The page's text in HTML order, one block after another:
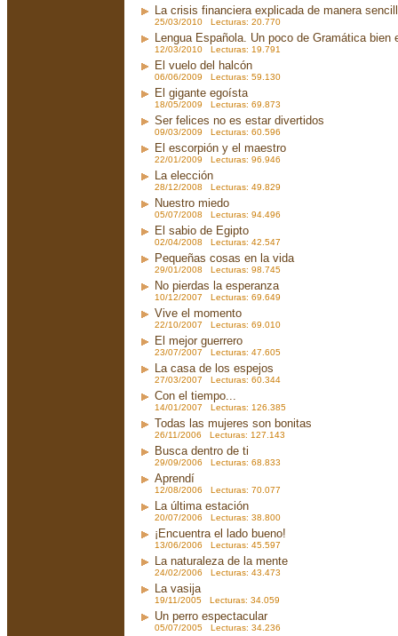
La crisis financiera explicada de manera
25/03/2010 Lecturas: 20.770
Lengua Española. Un poco de Gramática bien
12/03/2010 Lecturas: 19.791
El vuelo del halcón
06/06/2009 Lecturas: 59.130
El gigante egoísta
18/05/2009 Lecturas: 69.873
Ser felices no es estar divertidos
09/03/2009 Lecturas: 60.596
El escorpión y el maestro
22/01/2009 Lecturas: 96.946
La elección
28/12/2008 Lecturas: 49.829
Nuestro miedo
05/07/2008 Lecturas: 94.496
El sabio de Egipto
02/04/2008 Lecturas: 42.547
Pequeñas cosas en la vida
29/01/2008 Lecturas: 98.745
No pierdas la esperanza
10/12/2007 Lecturas: 69.649
Vive el momento
22/10/2007 Lecturas: 69.010
El mejor guerrero
23/07/2007 Lecturas: 47.605
La casa de los espejos
27/03/2007 Lecturas: 60.344
Con el tiempo...
14/01/2007 Lecturas: 126.385
Todas las mujeres son bonitas
26/11/2006 Lecturas: 127.143
Busca dentro de ti
29/09/2006 Lecturas: 68.833
Aprendí
12/08/2006 Lecturas: 70.077
La última estación
20/07/2006 Lecturas: 38.800
¡Encuentra el lado bueno!
13/06/2006 Lecturas: 45.597
La naturaleza de la mente
24/02/2006 Lecturas: 43.473
La vasija
19/11/2005 Lecturas: 34.059
Un perro espectacular
05/07/2005 Lecturas: 34.236